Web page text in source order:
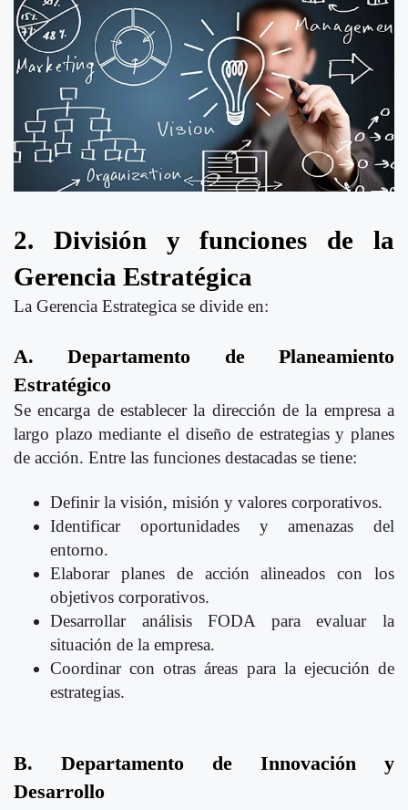
2. División y funciones de la
Gerencia Estratégica
La Gerencia Estrategica se divide en:
A. Departamento de Planeamiento
Estratégico
Se encarga de establecer la dirección de la empresa a
largo plazo mediante el diseño de estrategias y planes
de acción. Entre las funciones destacadas se tiene:
Definir la visión, misión y valores corporativos.
Identificar oportunidades y amenazas del
entorno.
Elaborar planes de acción alineados con los
objetivos corporativos.
Desarrollar análisis FODA para evaluar la
situación de la empresa.
Coordinar con otras áreas para la ejecución de
estrategias.
B. Departamento de Innovación y
Desarrollo